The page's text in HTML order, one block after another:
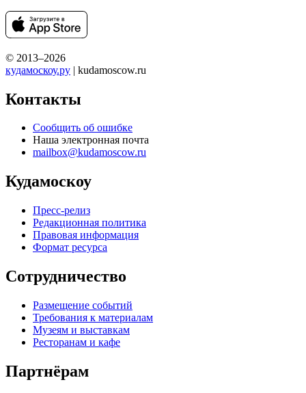
© 2013–2026
кудамоскоу.ру | kudamoscow.ru
Контакты
Сообщить об ошибке
Наша электронная почта
mailbox@kudamoscow.ru
Кудамоскоу
Пресс-релиз
Редакционная политика
Правовая информация
Формат ресурса
Сотрудничество
Размещение событий
Требования к материалам
Музеям и выставкам
Ресторанам и кафе
Партнёрам